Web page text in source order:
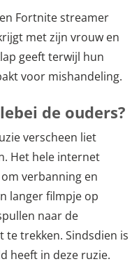
Fortnite streamer
met zijn vrouw en
geeft terwijl hun
voor mishandeling.
de ouders?
verscheen liet
Het hele internet
verbanning en
langer filmpje op
naar de
trekken. Sindsdien is
heeft in deze ruzie.